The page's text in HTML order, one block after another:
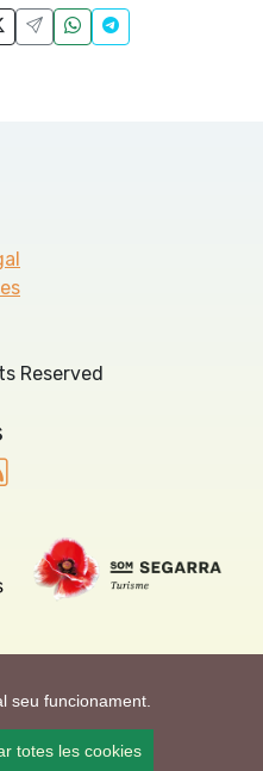
seu funcionament.
totes les cookies
Reserved